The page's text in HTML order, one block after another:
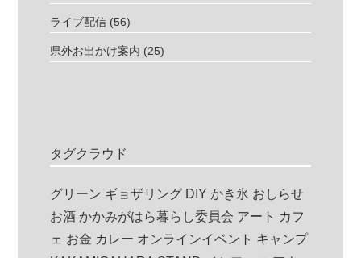
ライブ配信 (56)
県外お出かけ案内 (25)
タグクラウド
グリーン ギョザリング DIY かき氷 おしらせ
お酒 かかみがはら暮らし委員会 アート カフ
ェ お金 カレー オンラインイベント キャンプ